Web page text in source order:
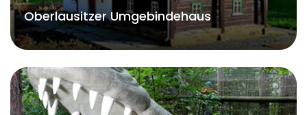
Oberlausitzer Umgebindehaus